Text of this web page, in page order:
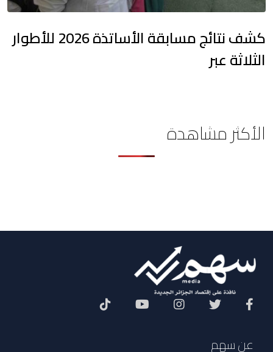
كشف نتائج مسابقة الأساتذة 2026 للأطوار
الثلاثة عبر
الأكثر مشاهدة
عن سهم